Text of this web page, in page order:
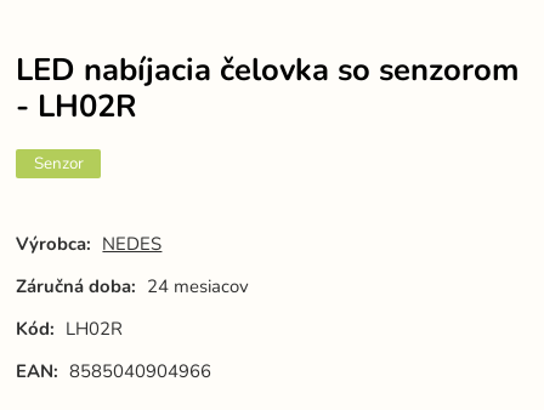
LED nabíjacia čelovka so senzorom
- LH02R
Senzor
Výrobca: NEDES
Záručná doba: 24 mesiacov
Kód: LH02R
EAN: 8585040904966